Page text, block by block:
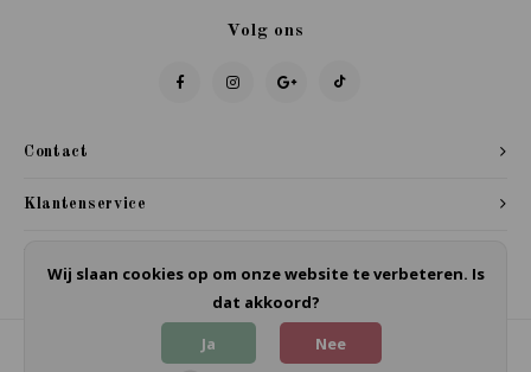
Contact
Volg ons
Klantenservice
Wij slaan cookies op om onze website te verbeteren. Is
dat akkoord?
Ja
Nee